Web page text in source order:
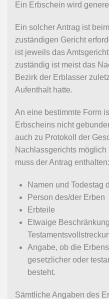
Ein Erbschein wird
Ein solcher Antrag ist
zuständigen Gericht
ist jeweils das
zuständig ist meist das
Bezirk der Erblasser
Aufenthalt hatte.
An eine bestimmte Form
Erbscheins nicht
auch zu Protokoll der
Nachlassgerichts möglich
muss der Antrag enthalten:
Namen und Todestag
Person des/der Erben
Erbteile
Etwaige
Angabe, ob die
gesetzlicher oder
besteht.
Sämtliche Angaben des